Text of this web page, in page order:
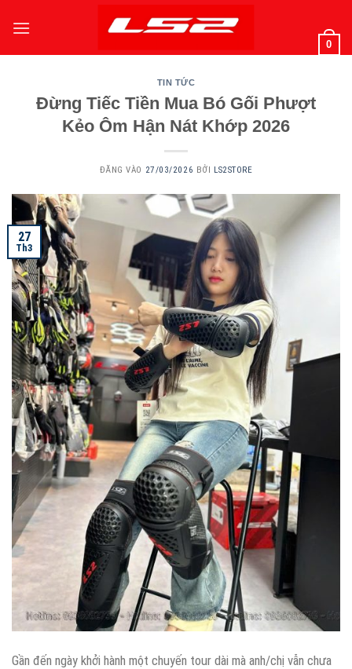
qua
0
TIN TỨC
Đừng Tiếc Tiền Mua Bó Gối Phượt
Kẻo Ôm Hận Nát Khớp 2026
ĐĂNG VÀO 27/03/2026 BỞI LS2STORE
27
Th3
Gần đến ngày khởi hành một chuyến tour dài mà anh/chị vẫn chưa